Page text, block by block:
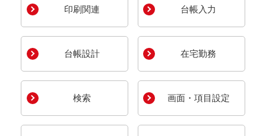
印刷関連 台帳入力
台帳設計 在宅勤務
検索 画面・項目設定